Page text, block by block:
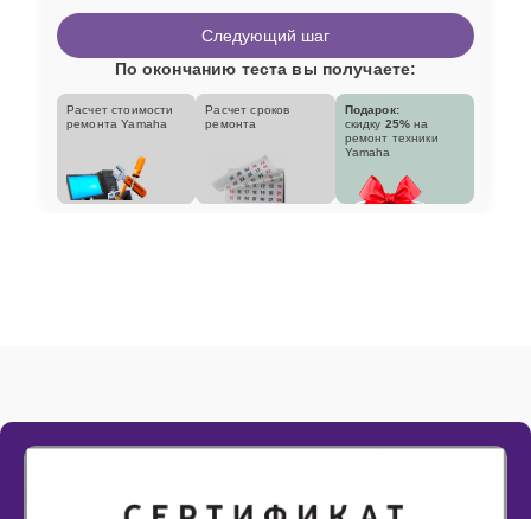
Следующий шаг
По окончанию теста вы получаете:
Расчет стоимости
ремонта Yamaha
Расчет сроков
ремонта
Подарок:
скидку 25% на
ремонт техники
Yamaha